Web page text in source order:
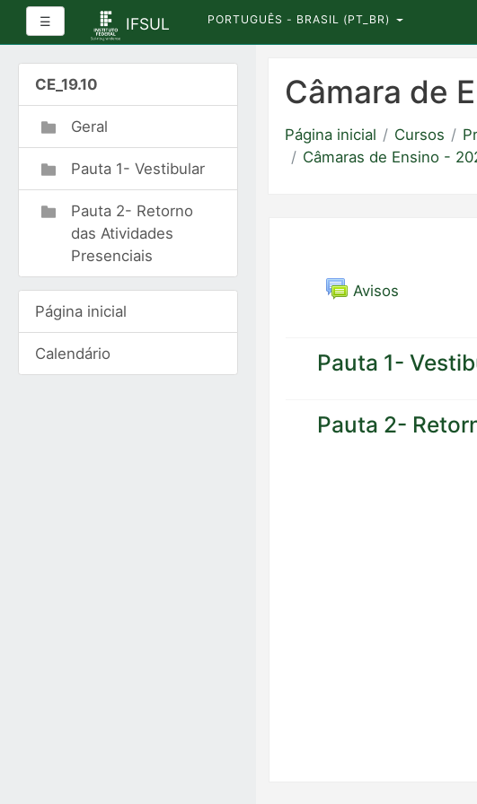
principal
☰ Painel lateral IFSUL PORTUGUÊS - BRASIL ‎(PT_BR)‎
Câmara de
Página inicial Cursos
Câmaras de Ensino -
Avisos
Pauta 1-
Pauta 2-
CE_19.10
Geral
Pauta 1- Vestibular
Pauta 2- Retorno
das Atividades
Presenciais
Página inicial
Calendário